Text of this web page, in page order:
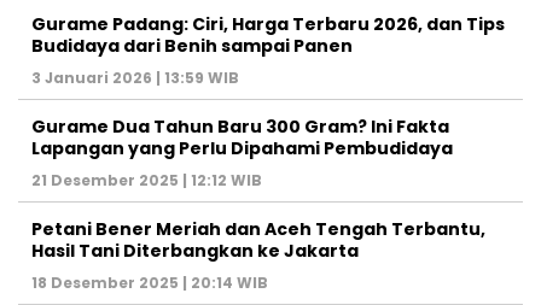
Gurame Padang: Ciri, Harga Terbaru 2026, dan Tips
Budidaya dari Benih sampai Panen
3 Januari 2026 | 13:59 WIB
Gurame Dua Tahun Baru 300 Gram? Ini Fakta
Lapangan yang Perlu Dipahami Pembudidaya
21 Desember 2025 | 12:12 WIB
Petani Bener Meriah dan Aceh Tengah Terbantu,
Hasil Tani Diterbangkan ke Jakarta
18 Desember 2025 | 20:14 WIB